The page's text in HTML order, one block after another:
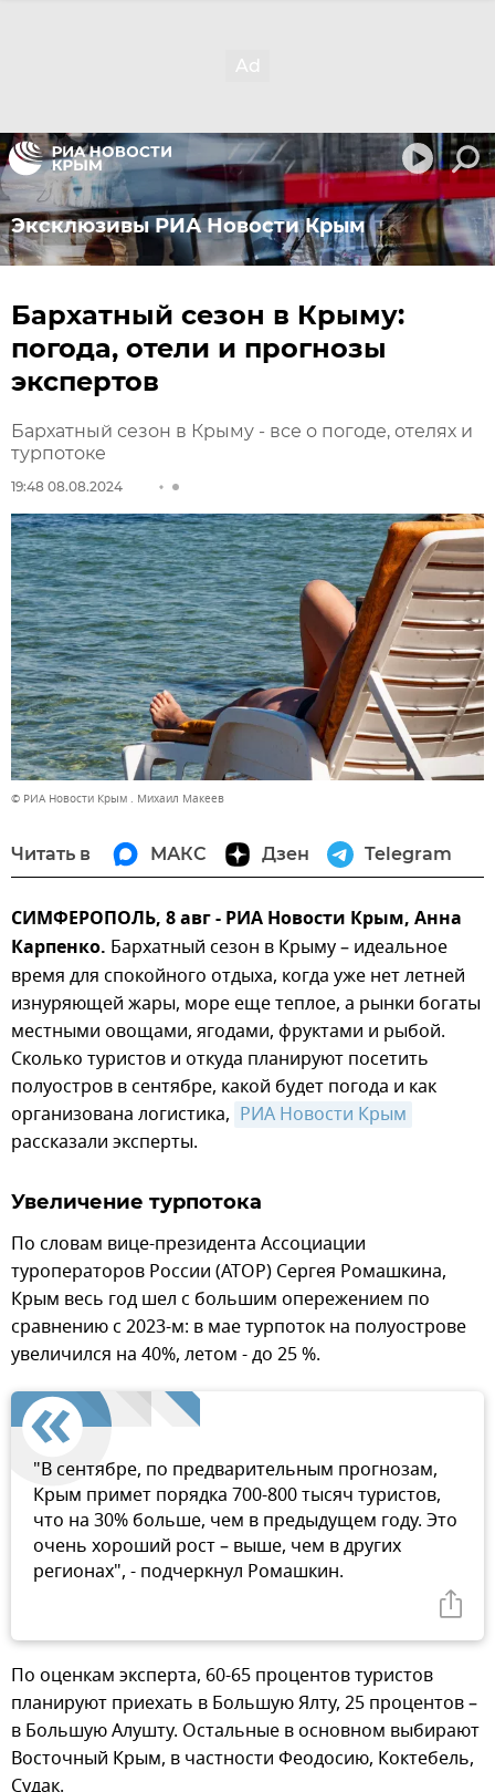
Эксклюзивы РИА Новости Крым
Бархатный сезон в Крыму:
погода, отели и прогнозы
экспертов
Бархатный сезон в Крыму - все о погоде, отелях и
турпотоке
19:48 08.08.2024
© РИА Новости Крым . Михаил Макеев
Читать в МАКС Дзен Telegram
СИМФЕРОПОЛЬ, 8 авг - РИА Новости Крым, Анна
Карпенко. Бархатный сезон в Крыму – идеальное
время для спокойного отдыха, когда уже нет летней
изнуряющей жары, море еще теплое, а рынки богаты
местными овощами, ягодами, фруктами и рыбой.
Сколько туристов и откуда планируют посетить
полуостров в сентябре, какой будет погода и как
организована логистика, РИА Новости Крым
рассказали эксперты.
Увеличение турпотока
По словам вице-президента Ассоциации
туроператоров России (АТОР) Сергея Ромашкина,
Крым весь год шел с большим опережением по
сравнению с 2023-м: в мае турпоток на полуострове
увеличился на 40%, летом - до 25 %.
"В сентябре, по предварительным прогнозам,
Крым примет порядка 700-800 тысяч туристов,
что на 30% больше, чем в предыдущем году. Это
очень хороший рост – выше, чем в других
регионах", - подчеркнул Ромашкин.
По оценкам эксперта, 60-65 процентов туристов
планируют приехать в Большую Ялту, 25 процентов –
в Большую Алушту. Остальные в основном выбирают
Восточный Крым, в частности Феодосию, Коктебель,
Судак.